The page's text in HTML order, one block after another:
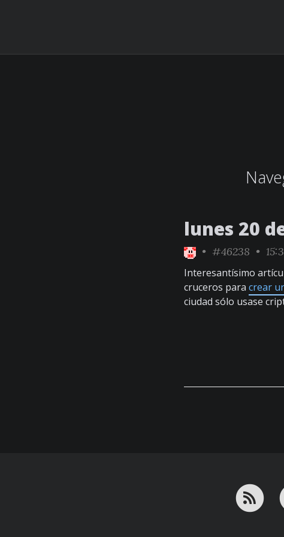
lunes 20
• #46238 •
Interesantísimo
cruceros para crear
ciudad sólo usase